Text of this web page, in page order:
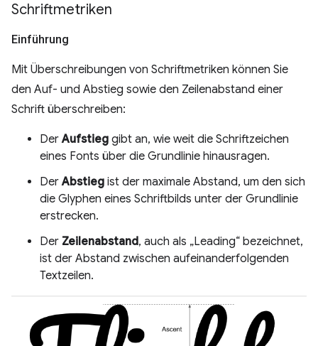
Schriftmetriken
Einführung
Mit Überschreibungen von Schriftmetriken können Sie
den Auf- und Abstieg sowie den Zeilenabstand einer
Schrift überschreiben:
DerAufstieg gibt an, wie weit die Schriftzeichen
eines Fonts über die Grundlinie hinausragen.
DerAbstieg ist der maximale Abstand, um den sich
die Glyphen eines Schriftbilds unter der Grundlinie
erstrecken.
Der Zeilenabstand, auch als „Leading“ bezeichnet,
ist der Abstand zwischen aufeinanderfolgenden
Textzeilen.